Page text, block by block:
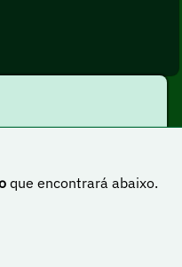
que encontrará abaixo.